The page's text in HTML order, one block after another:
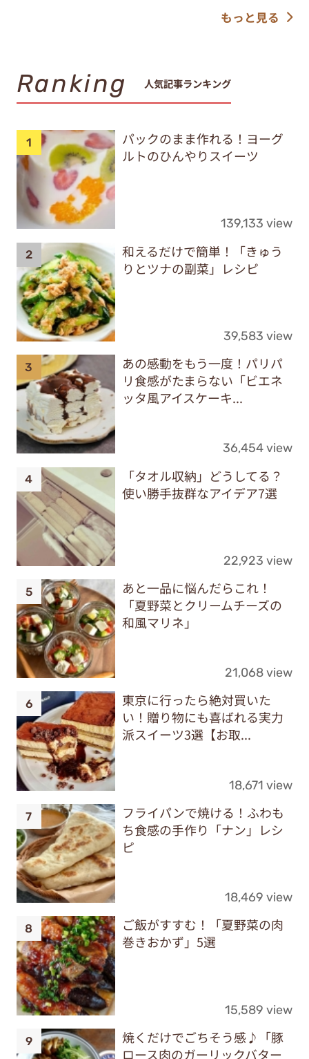
もっと見る
Ranking 人気記事ランキング
パックのまま作れる！ヨーグ
ルトのひんやりスイーツ
139,133 view
和えるだけで簡単！「きゅう
りとツナの副菜」レシピ
39,583 view
あの感動をもう一度！パリパ
リ食感がたまらない「ビエネ
ッタ風アイスケーキ...
36,454 view
「タオル収納」どうしてる？
使い勝手抜群なアイデア7選
22,923 view
あと一品に悩んだらこれ！
「夏野菜とクリームチーズの
和風マリネ」
21,068 view
東京に行ったら絶対買いた
い！贈り物にも喜ばれる実力
派スイーツ3選【お取...
18,671 view
フライパンで焼ける！ふわも
ち食感の手作り「ナン」レシ
ピ
18,469 view
ご飯がすすむ！「夏野菜の肉
巻きおかず」5選
15,589 view
焼くだけでごちそう感♪「豚
ロース肉のガーリックバター